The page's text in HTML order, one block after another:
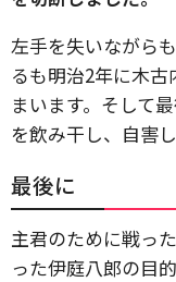
左手を失いながら
るも明治2年に木
まいます。そして
を飲み干し、自害し
最後に
主君のために戦っ
った伊庭八郎の目